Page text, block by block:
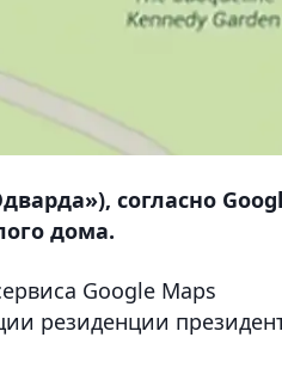
согласно
дома.
Google Maps
резиденции